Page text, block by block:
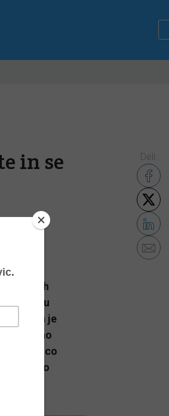
in se
huda
preblizu
je
uspešno
bolnišnico
pa bodo
Deli: